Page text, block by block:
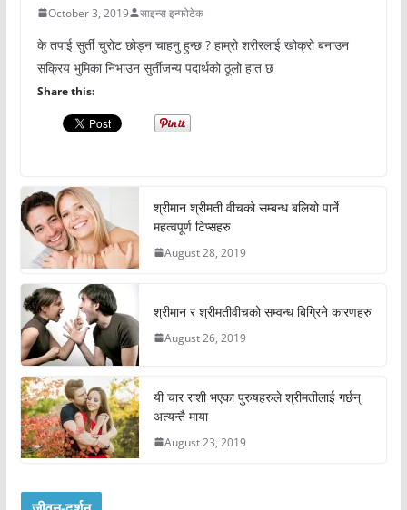
October 3, 2019 साइन्स इन्फोटेक
के तपाई सुर्ती चुरोट छोड्न चाहनु हुन्छ ? हाम्रो शरीरलाई खोक्रो बनाउन
सक्रिय भुमिका निभाउन सुर्तीजन्य पदार्थको ठूलो हात छ
Share this:
श्रीमान श्रीमती वीचको सम्बन्ध बलियो पार्ने
महत्वपूर्ण टिप्सहरु
August 28, 2019
श्रीमान र श्रीमतीवीचको सम्वन्ध बिग्रिने कारणहरु
August 26, 2019
यी चार राशी भएका पुरुषहरुले श्रीमतीलाई गर्छन्
अत्यन्तै माया
August 23, 2019